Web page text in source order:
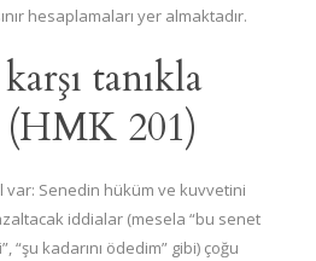
hesaplamaları yer almaktadır.
tanıkla
(HMK 201)
var: Senedin hüküm ve kuvvetini
iddialar (mesela “bu senet
“şu kadarını ödedim” gibi) çoğu